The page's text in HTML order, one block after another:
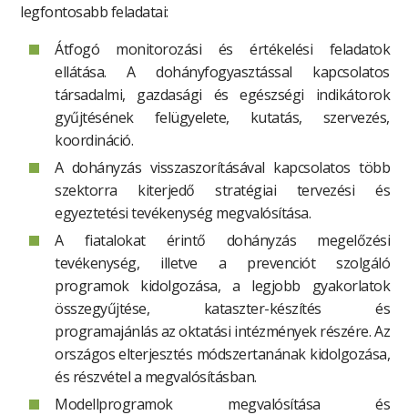
legfontosabb feladatai:
Átfogó monitorozási és értékelési feladatok
ellátása. A dohányfogyasztással kapcsolatos
társadalmi, gazdasági és egészségi indikátorok
gyűjtésének felügyelete, kutatás, szervezés,
koordináció.
A dohányzás visszaszorításával kapcsolatos több
szektorra kiterjedő stratégiai tervezési és
egyeztetési tevékenység megvalósítása.
A fiatalokat érintő dohányzás megelőzési
tevékenység, illetve a prevenciót szolgáló
programok kidolgozása, a legjobb gyakorlatok
összegyűjtése, kataszter-készítés és
programajánlás az oktatási intézmények részére. Az
országos elterjesztés módszertanának kidolgozása,
és részvétel a megvalósításban.
Modellprogramok megvalósítása és